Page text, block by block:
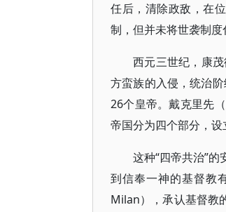
任后，清除政敌，在
制，但并未将世袭制度
西元三世纪，康
方蛮族的入侵，统治
26个皇帝。戴克里先
帝国分为四个部分，
这种“四帝共治”
到信奉一神的基督教
Milan），承认基督教